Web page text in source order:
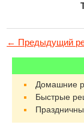
← Предыдущий
Домашние
Быстрые